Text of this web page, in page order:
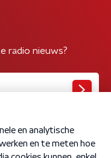
radio nieuws?